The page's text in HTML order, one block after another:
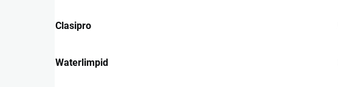
Clasipro
Waterlimpid